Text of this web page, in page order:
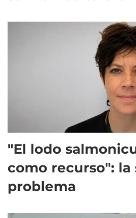
"El lodo
como recurso": la
problema